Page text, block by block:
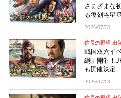
さまざまな
る復刻将星
2026/07/30
信長の野望 出
戦国双六イ
綱」開催！
も開催決定
2026/07/23